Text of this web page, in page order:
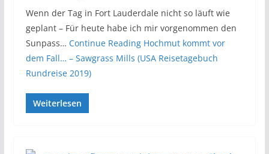
Wenn der Tag in Fort Lauderdale nicht so läuft wie
geplant – Für heute habe ich mir vorgenommen den
Sunpass… Continue ReadingHochmut kommt vor
dem Fall… – Sawgrass Mills (USA Reisetagebuch
Rundreise 2019)
Weiterlesen